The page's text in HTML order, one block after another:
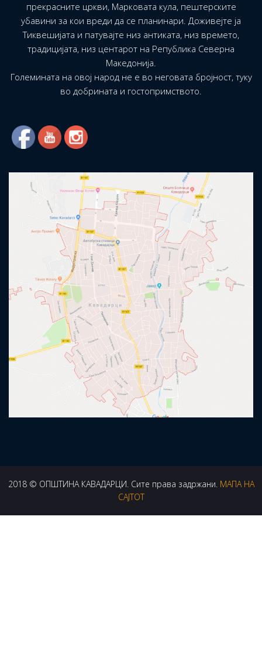
прекрасните цркви, Марковата кула, пештерските
убавини за кои вреди да се планинари. Доживејте ја
Тиквешијата и патувајте низ антиката, низ времето,
традицијата, низ центарот на Република Северна
Македонија.
Големината на овој народ не е во неговата бројност, туку
во добрината и гостопримството.
2018 © ОПШТИНА КАВАДАРЦИ. Сите права задржани. МАПА НА
САЈТОТ